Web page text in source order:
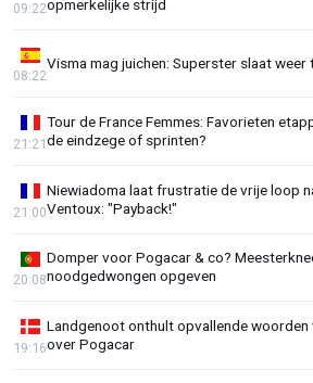
opmerkelijke strijd
09:22
Visma mag juichen: Superster slaat weer
08:22
Tour de France Femmes: Favorieten
de eindzege of sprinten?
21:21
Niewiadoma laat frustratie de vrije loop
Ventoux: "Payback!"
21:00
Domper voor Pogacar & co?
noodgedwongen opgeven
20:08
Landgenoot onthult opvallende woorden
over Pogacar
19:16